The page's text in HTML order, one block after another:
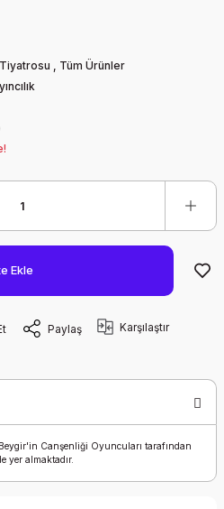
, Tüm Ürünler
Ekle
Paylaş Karşılaştır
Canşenliği Oyuncuları tarafından
yer almaktadır.